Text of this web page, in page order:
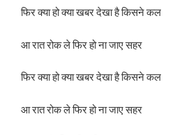
फिर क्या हो क्या खबर देखा है किसने कल
आ रात रोक ले फिर हो ना जाए सहर
फिर क्या हो क्या खबर देखा है किसने कल
आ रात रोक ले फिर हो ना जाए सहर